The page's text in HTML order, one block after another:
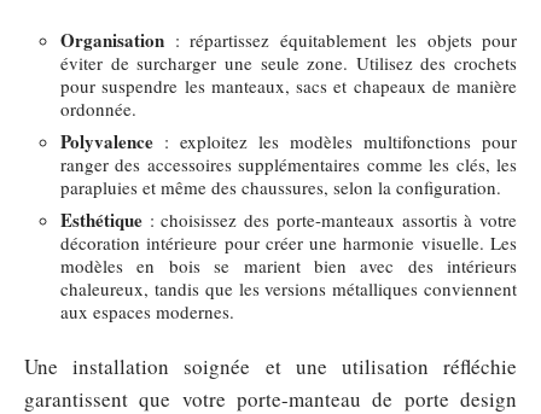
Organisation : répartissez équitablement les objets pour
éviter de surcharger une seule zone. Utilisez des crochets
pour suspendre les manteaux, sacs et chapeaux de manière
ordonnée.
Polyvalence : exploitez les modèles multifonctions pour
ranger des accessoires supplémentaires comme les clés, les
parapluies et même des chaussures, selon la configuration.
Esthétique : choisissez des porte-manteaux assortis à votre
décoration intérieure pour créer une harmonie visuelle. Les
modèles en bois se marient bien avec des intérieurs
chaleureux, tandis que les versions métalliques conviennent
aux espaces modernes.
Une installation soignée et une utilisation réfléchie
garantissent que votre porte-manteau de porte design